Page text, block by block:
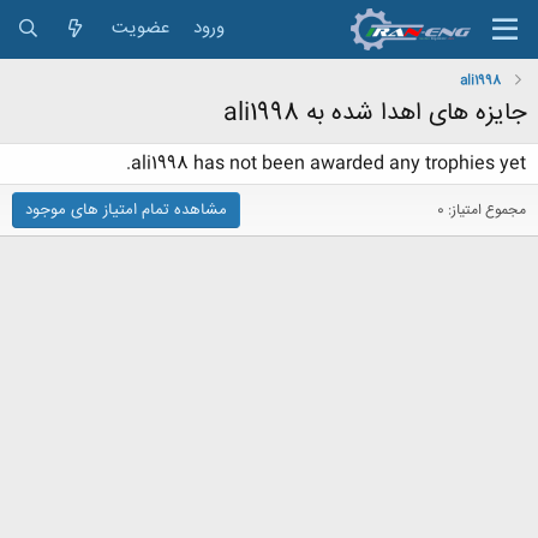
ورود عضویت
ali1998
جایزه های اهدا شده به ali1998
ali1998 has not been awarded any trophies yet.
مجموع امتیاز: 0 مشاهده تمام امتیاز های موجود